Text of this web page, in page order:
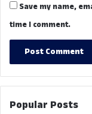
Save my name,
time I comment.
Popular Posts